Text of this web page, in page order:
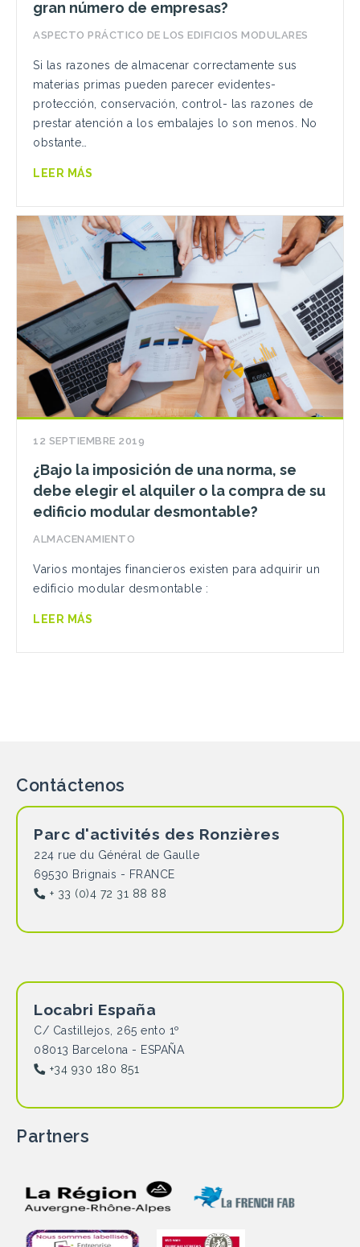
gran número de empresas?
ASPECTO PRÁCTICO DE LOS EDIFICIOS MODULARES
Si las razones de almacenar correctamente sus
materias primas pueden parecer evidentes-
protección, conservación, control- las razones de
prestar atención a los embalajes lo son menos. No
obstante…
LEER MÁS
12 SEPTIEMBRE 2019
¿Bajo la imposición de una norma, se
debe elegir el alquiler o la compra de su
edificio modular desmontable?
ALMACENAMIENTO
Varios montajes financieros existen para adquirir un
edificio modular desmontable :
LEER MÁS
Contáctenos
Parc d'activités des Ronzières
224 rue du Général de Gaulle
69530 Brignais - FRANCE
+ 33 (0)4 72 31 88 88
Locabri España
C/ Castillejos, 265 ento 1º
08013 Barcelona - ESPAÑA
+34 930 180 851
Partners